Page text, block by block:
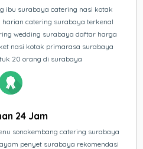
ibu surabaya catering nasi kotak
catering surabaya terkenal
wedding surabaya daftar harga
nasi kotak primarasa surabaya
20 orang di surabaya
24 Jam
sonokembang catering surabaya
penyet surabaya rekomendasi